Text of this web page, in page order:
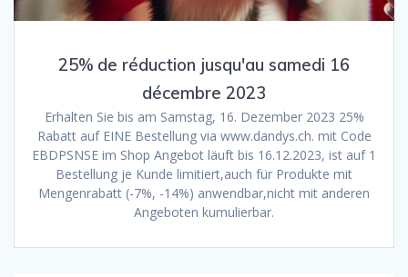
25% de réduction jusqu'au samedi 16
décembre 2023
Erhalten Sie bis am Samstag, 16. Dezember 2023 25%
Rabatt auf EINE Bestellung via www.dandys.ch. mit Code
EBDPSNSE im Shop Angebot läuft bis 16.12.2023, ist auf 1
Bestellung je Kunde limitiert,auch für Produkte mit
Mengenrabatt (-7%, -14%) anwendbar,nicht mit anderen
Angeboten kumulierbar.